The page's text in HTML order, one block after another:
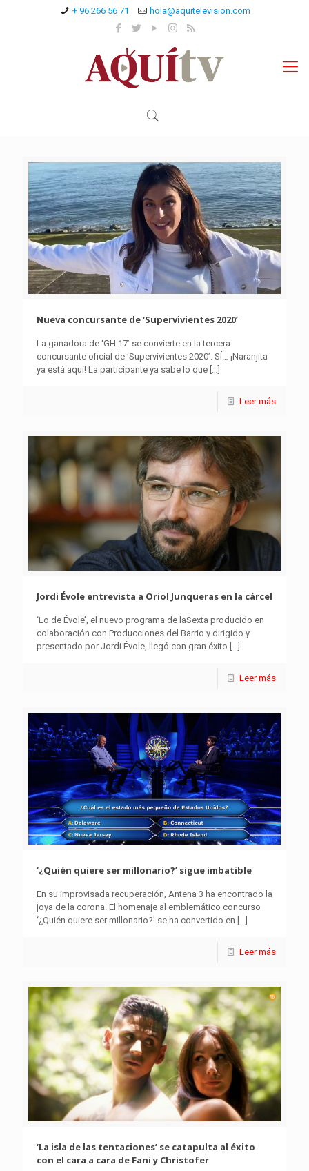
+ 96 266 56 71 hola@aquitelevision.com
Nueva concursante de ‘Supervivientes 2020’
La ganadora de ‘GH 17’ se convierte en la tercera
concursante oficial de ‘Supervivientes 2020’. SÍ… ¡Naranjita
ya está aquí! La participante ya sabe lo que
Leer más
Jordi Évole entrevista a Oriol Junqueras en la cárcel
‘Lo de Évole’, el nuevo programa de laSexta producido en
colaboración con Producciones del Barrio y dirigido y
presentado por Jordi Évole, llegó con gran éxito […]
Leer más
‘¿Quién quiere ser millonario?’ sigue imbatible
En su improvisada recuperación, Antena 3 ha encontrado la
joya de la corona. El homenaje al emblemático concurso
‘¿Quién quiere ser millonario?’ se ha convertido en
Leer más
‘La isla de las tentaciones’ se catapulta al éxito
con el cara a cara de Fani y Christofer